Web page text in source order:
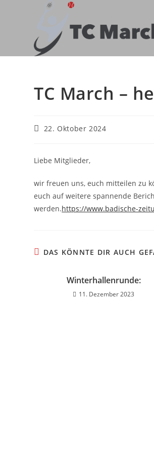
TC March –
Beitrag
22. Oktober 2024
Liebe Mitglieder,
wir freuen uns, euch mitteilen zu
euch auf weitere spannende
werden.https://www.badische-
DAS KÖNNTE DIR AUCH
Winterhallenrunde:
11. Dezember 2023